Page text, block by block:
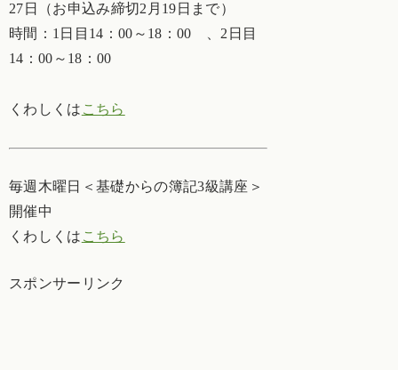
27日（お申込み締切2月19日まで）
時間：1日目14：00～18：00 、2日目
14：00～18：00
くわしくは こちら
毎週木曜日＜基礎からの簿記3級講座＞
開催中
くわしくは こちら
スポンサーリンク